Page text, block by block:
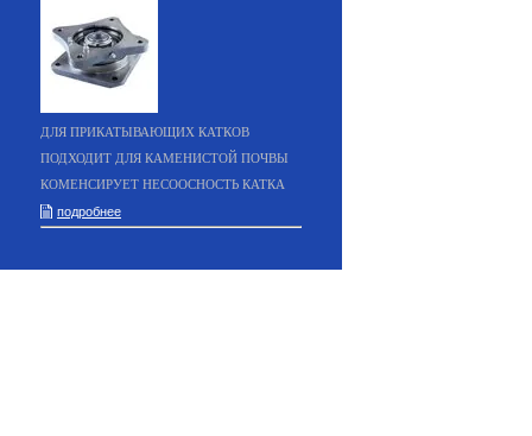
ДЛЯ ПРИКАТЫВАЮЩИХ КАТКОВ
ПОДХОДИТ ДЛЯ КАМЕНИСТОЙ ПОЧВЫ
КОМЕНСИРУЕТ НЕСООСНОСТЬ КАТКА
подробнее